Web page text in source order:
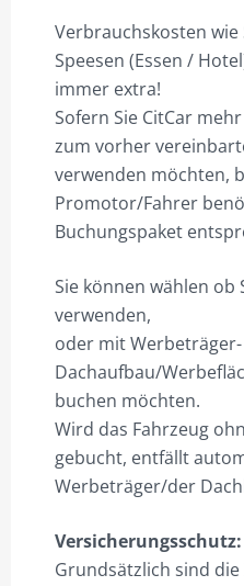
Verbrauchskosten
Speesen (Essen /
immer extra!
Sofern Sie CitCar
zum vorher
verwenden möchten,
Promotor/Fahrer
Buchungspaket
Sie können wählen ob
verwenden,
oder mit Werbeträger-
Dachaufbau/
buchen möchten.
Wird das Fahrzeug
gebucht, entfällt
Werbeträger/der
Versicherungsschutz:
Grundsätzlich sind